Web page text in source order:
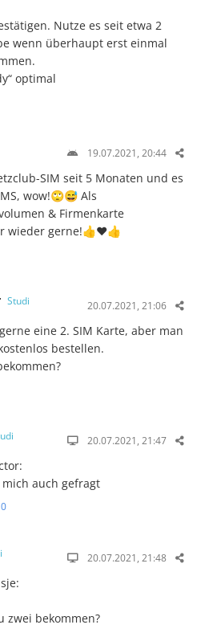
Nutze es seit etwa 2
wenn überhaupt erst einmal
optimal
19.07.2021, 20:44
SIM seit 5 Monaten und es
wow!🙄😅 Als
& Firmenkarte
wieder gerne!👍❤️👍
Studi 20.07.2021, 21:06
eine 2. SIM Karte, aber man
bestellen.
20.07.2021, 21:47
auch gefragt
0
20.07.2021, 21:48
zwei bekommen?